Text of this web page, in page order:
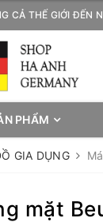
CẢ THẾ GIỚI ĐẾN
PHẨM
GIA DỤNG
mặt